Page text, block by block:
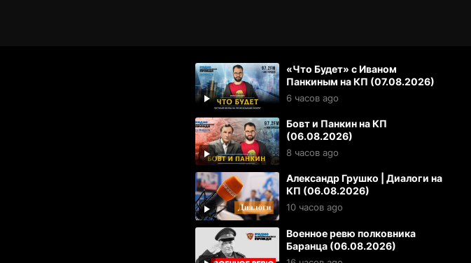
«Что Будет» с Иваном
Панкиным на КП (07.08.2026)
6 часов ago
Бовт и Панкин на КП
(06.08.2026)
8 часов ago
Александр Грушко | Диалоги на
КП (06.08.2026)
10 часов ago
Военное ревю полковника
Баранца (06.08.2026)